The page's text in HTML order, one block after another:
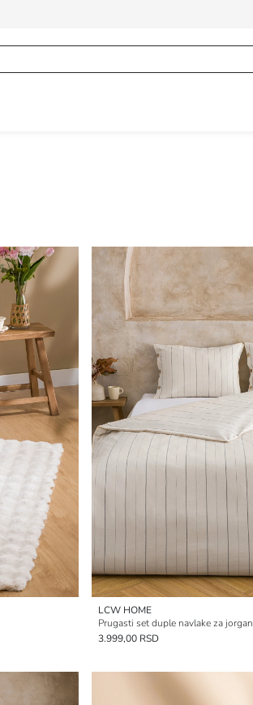
LCW HOME
Prugasti set duple navlake za jorgan
3.999,00 RSD